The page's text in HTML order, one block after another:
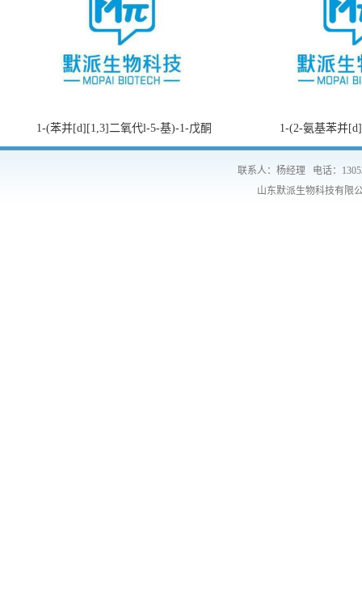
1-(苯并[d][1,3]二氧代l-5-基)-1-戊酮 1-(2-氨基苯并
联系人：杨经理 电话：
山东默派生物科技有限